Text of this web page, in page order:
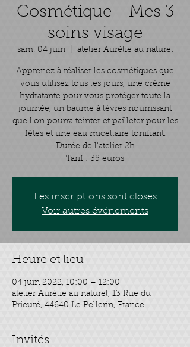
Cosmétique - Mes 3
soins visage
sam. 04 juin
  |
atelier Aurélie au naturel
Apprenez à réaliser les cosmétiques que
vous utilisez tous les jours, une crème
hydratante pour vous protéger toute la
journée, un baume à lèvres nourrissant
que l'on pourra teinter et pailleter pour les
fêtes et une eau micellaire tonifiant.
Durée de l'atelier 2h
Tarif : 35 euros
Les inscriptions sont closes
Voir autres événements
Heure et lieu
04 juin 2022, 10:00 – 12:00
atelier Aurélie au naturel, 13 Rue du
Prieuré, 44640 Le Pellerin, France
Invités